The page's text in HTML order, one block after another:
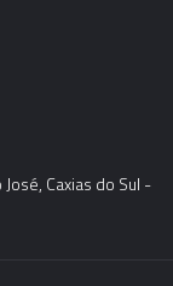
Caxias do Sul -